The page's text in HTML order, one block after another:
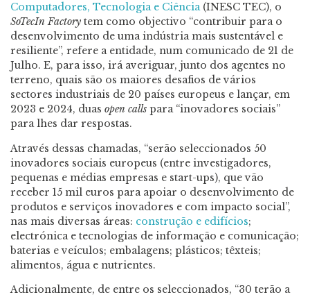
Computadores, Tecnologia e Ciência(INESC TEC), o
SoTecIn Factory tem como objectivo “contribuir para o
desenvolvimento de uma indústria mais sustentável e
resiliente”, refere a entidade, num comunicado de 21 de
Julho. E, para isso, irá averiguar, junto dos agentes no
terreno, quais são os maiores desafios de vários
sectores industriais de 20 países europeus e lançar, em
2023 e 2024, duas open calls para “inovadores sociais”
para lhes dar respostas.
Através dessas chamadas, “serão seleccionados 50
inovadores sociais europeus (entre investigadores,
pequenas e médias empresas e start-ups), que vão
receber 15 mil euros para apoiar o desenvolvimento de
produtos e serviços inovadores e com impacto social”,
nas mais diversas áreas: construção e edifícios;
electrónica e tecnologias de informação e comunicação;
baterias e veículos; embalagens; plásticos; têxteis;
alimentos, água e nutrientes.
Adicionalmente, de entre os seleccionados, “30 terão a